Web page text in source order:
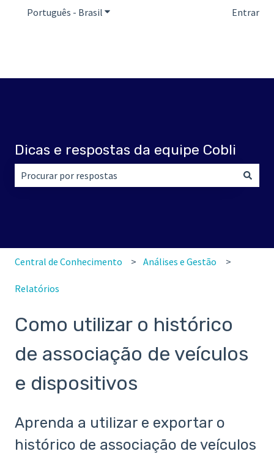
Português - Brasil Mostrar submenu para traduçõesEntrar
Dicas e respostas da equipe Cobli
Central de Conhecimento Análises e Gestão
Relatórios
Como utilizar o histórico
de associação de veículos
e dispositivos
Aprenda a utilizar e exportar o
histórico de associação de veículos